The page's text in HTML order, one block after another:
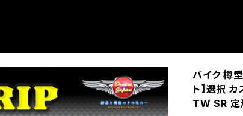
バイク 樽
ト】選択
TW SR